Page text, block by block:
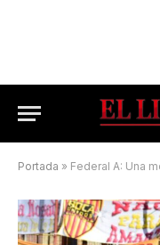
Portada » Federal A: Una